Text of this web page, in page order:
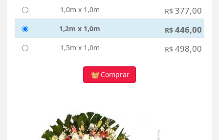
1,0m x 1,0m
R$ 377,00
1,2m x 1,0m R$ 446,00
1,5m x 1,0m R$ 498,00
Comprar